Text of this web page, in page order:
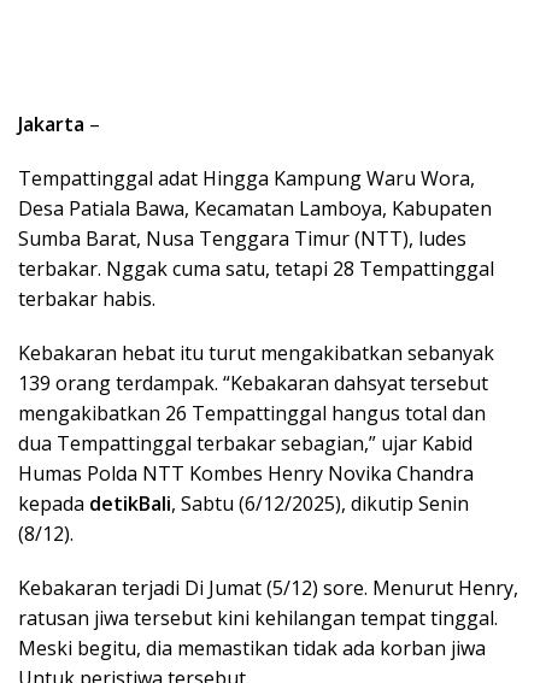
Jakarta –
Tempattinggal adat Hingga Kampung Waru Wora,
Desa Patiala Bawa, Kecamatan Lamboya, Kabupaten
Sumba Barat, Nusa Tenggara Timur (NTT), ludes
terbakar. Nggak cuma satu, tetapi 28 Tempattinggal
terbakar habis.
Kebakaran hebat itu turut mengakibatkan sebanyak
139 orang terdampak. “Kebakaran dahsyat tersebut
mengakibatkan 26 Tempattinggal hangus total dan
dua Tempattinggal terbakar sebagian,” ujar Kabid
Humas Polda NTT Kombes Henry Novika Chandra
kepada detikBali, Sabtu (6/12/2025), dikutip Senin
(8/12).
Kebakaran terjadi Di Jumat (5/12) sore. Menurut Henry,
ratusan jiwa tersebut kini kehilangan tempat tinggal.
Meski begitu, dia memastikan tidak ada korban jiwa